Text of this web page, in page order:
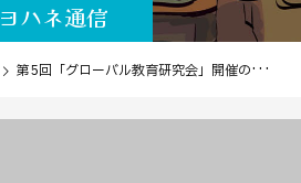
ヨハネ通信
第5回「グローバル教育研究会」開催のお知らせ